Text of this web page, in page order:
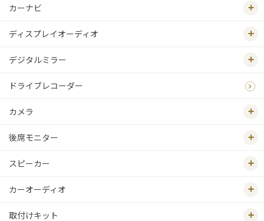
カーナビ
ディスプレイオーディオ
デジタルミラー
ドライブレコーダー
カメラ
後席モニター
スピーカー
カーオーディオ
取付けキット